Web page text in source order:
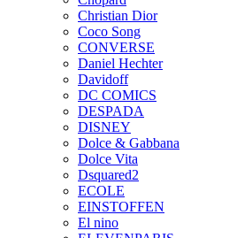
Christian Dior
Coco Song
CONVERSE
Daniel Hechter
Davidoff
DC COMICS
DESPADA
DISNEY
Dolce & Gabbana
Dolce Vita
Dsquared2
ECOLE
EINSTOFFEN
El nino